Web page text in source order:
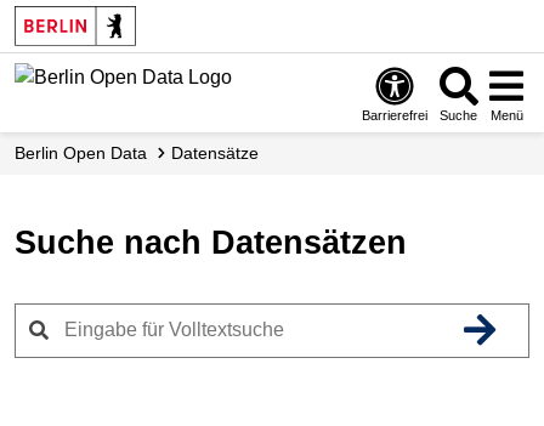
Skip
to
main
Barrierefrei Suche Menü
Berlin Open Data Datensätze
Suche nach Datensätzen